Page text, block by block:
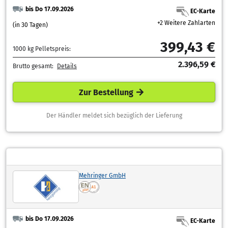
bis Do 17.09.2026
(in 30 Tagen)
EC-Karte
+2 Weitere Zahlarten
1000 kg Pelletspreis: 399,43 €
Brutto gesamt: Details 2.396,59 €
Zur Bestellung
Der Händler meldet sich bezüglich der Lieferung
Mehringer GmbH
bis Do 17.09.2026
EC-Karte